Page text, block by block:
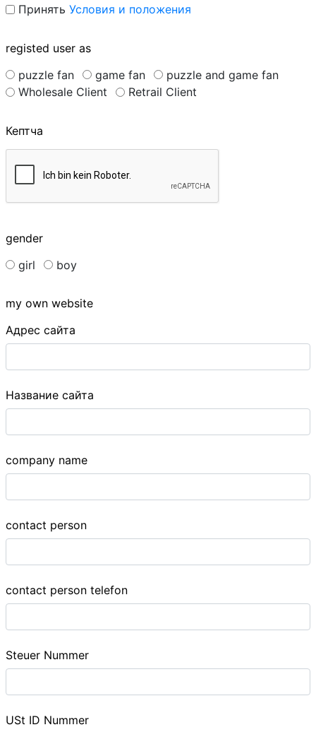
Принять Условия и положения
registed user as
puzzle fan
game fan
puzzle and game fan
Wholesale Client
Retrail Client
Кептча
gender
girl
boy
my own website
Адрес сайта
Название сайта
company name
contact person
contact person telefon
Steuer Nummer
USt ID Nummer